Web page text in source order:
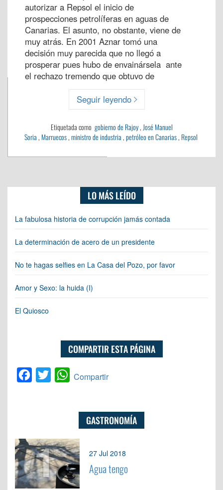
autorizar a Repsol el inicio de
prospecciones petrolíferas en aguas de
Canarias. El asunto, no obstante, viene de
muy atrás. En 2001 Aznar tomó una
decisión muy parecida que no llegó a
prosperar pues hubo de envainársela ante
el rechazo tremendo que obtuvo de
Seguir leyendo
Etiquetada como gobierno de Rajoy, José Manuel
Soria, Marruecos,ministro de industria,petróleo en Canarias, Repsol
LO MÁS LEÍDO
La fabulosa historia de corrupción jamás contada
La determinación de acero de un presidente
No te hagas selfies en La Casa del Pozo, por favor
Amor y Sexo: la huida (I)
El Quiosco
COMPARTIR ESTA PÁGINA
Facebook
Twitter WhatsApp
Compartir
GASTRONOMÍA
1 27 Jul 2018
Agua tengo